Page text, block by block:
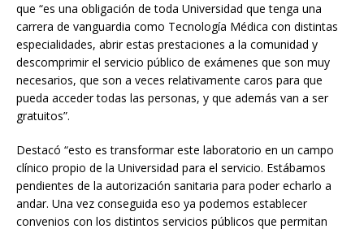
que “es una obligación de toda Universidad que tenga una
carrera de vanguardia como Tecnología Médica con distintas
especialidades, abrir estas prestaciones a la comunidad y
descomprimir el servicio público de exámenes que son muy
necesarios, que son a veces relativamente caros para que
pueda acceder todas las personas, y que además van a ser
gratuitos”.
Destacó “esto es transformar este laboratorio en un campo
clínico propio de la Universidad para el servicio. Estábamos
pendientes de la autorización sanitaria para poder echarlo a
andar. Una vez conseguida eso ya podemos establecer
convenios con los distintos servicios públicos que permitan